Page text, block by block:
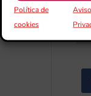
Política de
cookies